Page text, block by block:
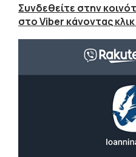
Συνδεθείτε στην
στο Viber κάνοντας